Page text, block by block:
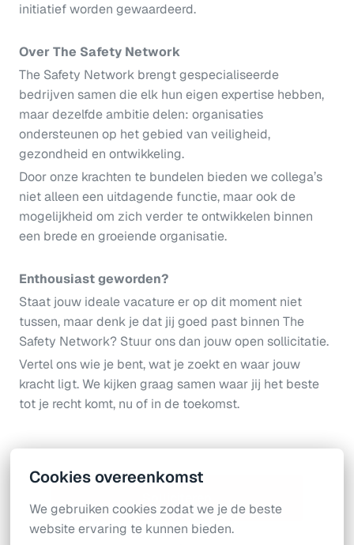
Cookies overeenkomst
We gebruiken cookies zodat we je de beste
website ervaring te kunnen bieden.
initiatief worden gewaardeerd.
Over The Safety Network
The Safety Network brengt gespecialiseerde
bedrijven samen die elk hun eigen expertise hebben,
maar dezelfde ambitie delen: organisaties
ondersteunen op het gebied van veiligheid,
gezondheid en ontwikkeling.
Door onze krachten te bundelen bieden we collega’s
niet alleen een uitdagende functie, maar ook de
mogelijkheid om zich verder te ontwikkelen binnen
een brede en groeiende organisatie.
Enthousiast geworden?
Staat jouw ideale vacature er op dit moment niet
tussen, maar denk je dat jij goed past binnen The
Safety Network? Stuur ons dan jouw open sollicitatie.
Vertel ons wie je bent, wat je zoekt en waar jouw
kracht ligt. We kijken graag samen waar jij het beste
tot je recht komt, nu of in de toekomst.